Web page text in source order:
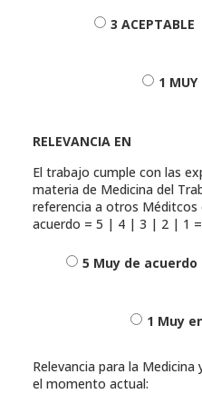
3 ACEPTABLE
1 MUY
RELEVANCIA EN
El trabajo cumple con las
materia de Medicina del
referencia a otros Méditcos
acuerdo = 5 | 4 | 3 | 2 | 1 =
5 Muy de acuerdo
1 Muy
Relevancia para la
el momento actual: